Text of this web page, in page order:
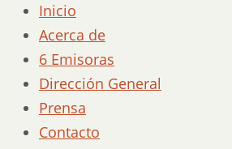
Inicio
Acerca de
6 Emisoras
Dirección General
Prensa
Contacto